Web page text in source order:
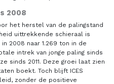
2008
het herstel van de palingstand
uittrekkende schieraal is
2008 naar 1.269 ton in de
intrek van jonge paling sinds
sinds 2011. Deze groei laat zien
boekt. Toch blijft ICES
zonder de positieve